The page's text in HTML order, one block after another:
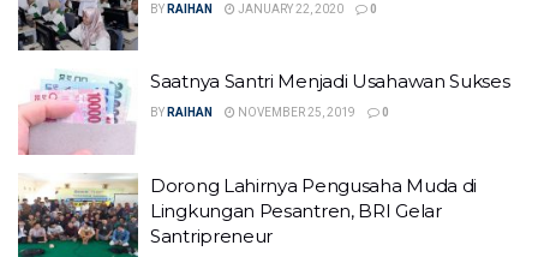
BY RAIHAN JANUARY 22, 2020 0
Saatnya Santri Menjadi Usahawan Sukses
BY RAIHAN NOVEMBER 25, 2019 0
Dorong Lahirnya Pengusaha Muda di
Lingkungan Pesantren, BRI Gelar
Santripreneur